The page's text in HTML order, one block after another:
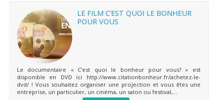
LE FILM C’EST QUOI LE BONHEUR
POUR VOUS
Le documentaire « C’est quoi le bonheur pour vous? » est
disponible en DVD ici http://www.citationbonheur.fr/achetez-le-
dvd/ ! Vous souhaitez organiser une projection et vous êtes une
entreprise, un particulier, un cinéma, un salon ou festival,...